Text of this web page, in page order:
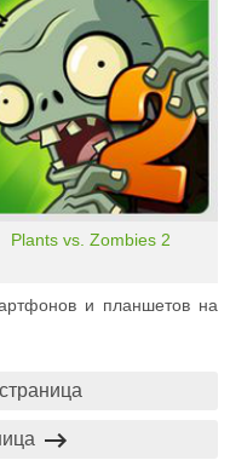
Plants vs. Zombies 2
и планшетов на